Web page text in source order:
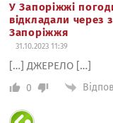
У Запоріжжі
відкладали через
Запоріжжя
31.10.2023 11:39
[…] ДЖЕРЕЛО […]
0